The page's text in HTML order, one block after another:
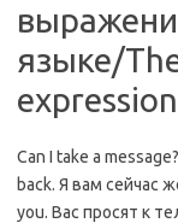
языке/
Can I take a
back. Я вам сейчас
you. Вас просят к